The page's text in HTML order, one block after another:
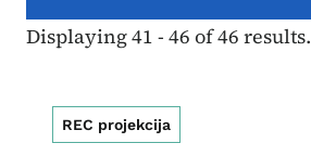
Displaying 41 - 46 of 46 results.
REC projekcija